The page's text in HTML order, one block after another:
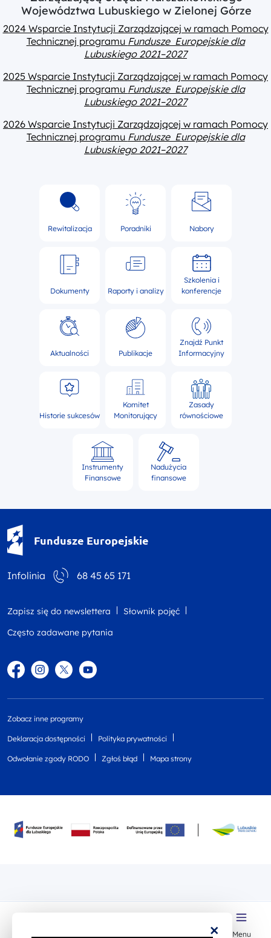
Menu
Województwa Lubuskiego w Zielonej Górze
2024 Wsparcie Instytucji Zarządzającej w ramach Pomocy
Technicznej programu Fundusze Europejskie dla
Lubuskiego 2021–2027
2025 Wsparcie Instytucji Zarządzającej w ramach Pomocy
Technicznej programu Fundusze Europejskie dla
Lubuskiego 2021–2027
2026 Wsparcie Instytucji Zarządzającej w ramach Pomocy
Technicznej programu Fundusze Europejskie dla
Lubuskiego 2021–2027
Rewitalizacja Poradniki Nabory
Dokumenty Raporty i analizy
Szkolenia i
konferencje
Aktualności Publikacje
Znajdź Punkt
Informacyjny
Historie sukcesów
Komitet
Monitorujący
Zasady
równościowe
Instrumenty
Finansowe
Nadużycia
finansowe
Fundusze Europejskie
Infolinia 68 45 65 171
Zapisz się do newslettera
Słownik pojęć
Często zadawane pytania
FacebookInstagram
TwitterYouTube
Zobacz inne programy
Deklaracja dostępności Polityka prywatności
Odwołanie zgody RODO Zgłoś błąd Mapa strony
×